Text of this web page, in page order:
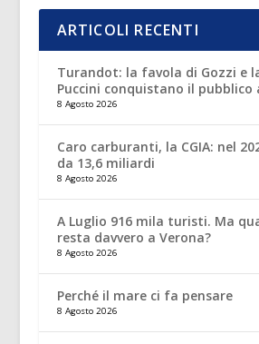
ARTICOLI RECENTI
Turandot: la favola di Gozzi e
Puccini conquistano il pubblico
8 Agosto 2026
Caro carburanti, la CGIA: nel
da 13,6 miliardi
8 Agosto 2026
A Luglio 916 mila turisti. Ma
resta davvero a Verona?
8 Agosto 2026
Perché il mare ci fa pensare
8 Agosto 2026